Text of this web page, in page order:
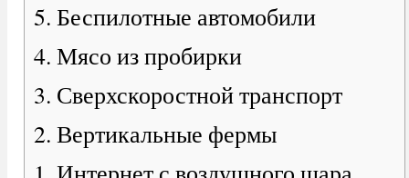
5. Беспилотные автомобили
4. Мясо из пробирки
3. Сверхскоростной транспорт
2. Вертикальные фермы